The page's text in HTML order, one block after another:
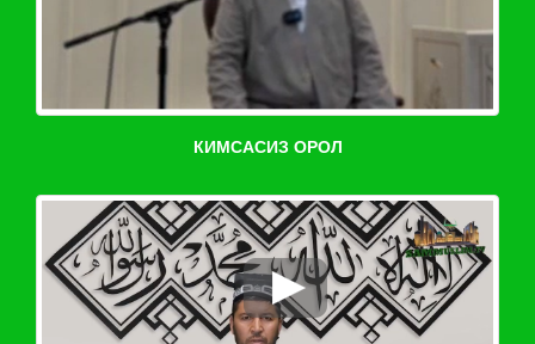
КИМСАСИЗ ОРОЛ